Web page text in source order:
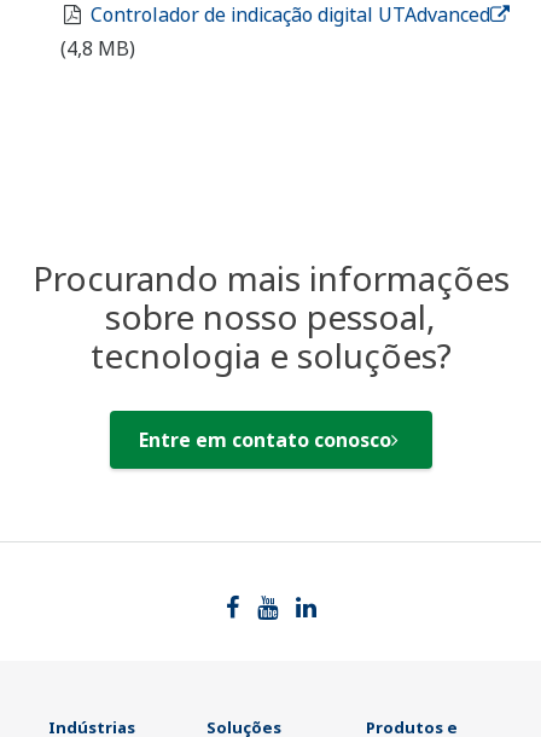
Controlador de indicação digital UTAdvanced
​ ​
(4,8 MB)
Procurando mais informações
sobre nosso pessoal,
tecnologia e soluções?
Entre em contato conosco
Indústrias Soluções Produtos e